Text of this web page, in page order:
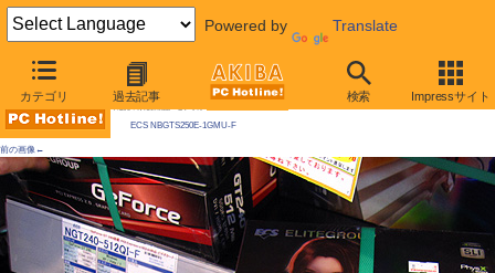
Powered by Translate
カテゴリ 過去記事 検索 Impressサイト
AKIBA PC Hotline! 2010年2月27日号
ECS NBGTS250E-1GMU-F
前の画像←